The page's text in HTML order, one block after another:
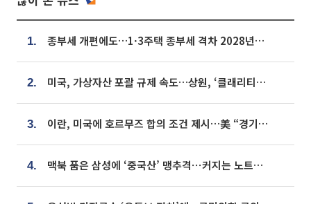
1. 종부세 개편에도…1·3주택 종부세 격차 2028년부터 확대
2. 미국, 가상자산 포괄 규제 속도…상원, ‘클래리티법’ 9월 절차투표 추진
3. 이란, 미국에 호르무즈 합의 조건 제시…美 “경기 아직 안 끝나” [종합]
4. 맥북 품은 삼성에 ‘중국산’ 맹추격⋯커지는 노트북 OLED 시장